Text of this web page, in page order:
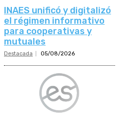
INAES unificó y digitalizó
el régimen informativo
para cooperativas y
mutuales
Destacada 05/08/2026